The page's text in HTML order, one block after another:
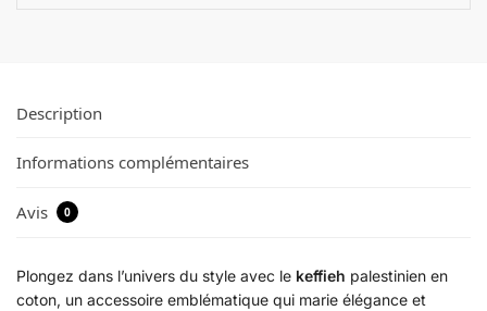
Description
Informations complémentaires
Avis 0
Plongez dans l’univers du style avec le keffieh palestinien en
coton, un accessoire emblématique qui marie élégance et